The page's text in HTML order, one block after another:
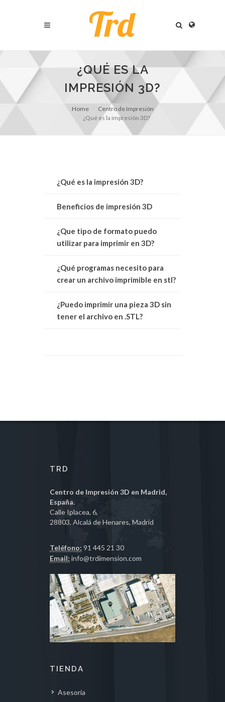
¿QUÉ ES LA
IMPRESIÓN 3D?
Home
Centro de Impresión
¿Qué es la impresión 3D?
¿Qué es la impresión 3D?
Beneficios de impresión 3D
¿Que tipo de formato puedo
utilizar para imprimir en 3D?
¿Qué programas necesito para
crear un archivo imprimible en stl?
¿Puedo imprimir una pieza 3D sin
tener el archivo en .STL?
TRD
Centro de Impresión 3D en Madrid,
España.
Calle Iplacea, 6,
28803, Alcalá de Henares, Madrid
Teléfono: 91 445 21 30
Email: info@trdimension.com
TIENDA
Asesoría